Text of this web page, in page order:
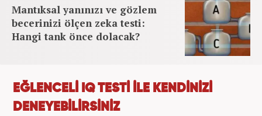
Mantıksal yanınızı ve gözlem
becerinizi ölçen zeka testi:
Hangi tank önce dolacak?
EĞLENCELİ IQ TESTİ İLE KENDİNİZİ
DENEYEBİLİRSİNİZ